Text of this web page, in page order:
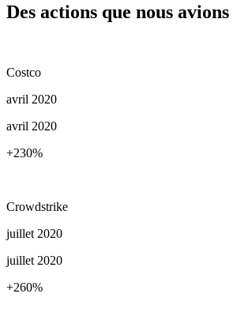
Des actions que nous avions
Costco
avril 2020
avril 2020
+230%
Crowdstrike
juillet 2020
juillet 2020
+260%